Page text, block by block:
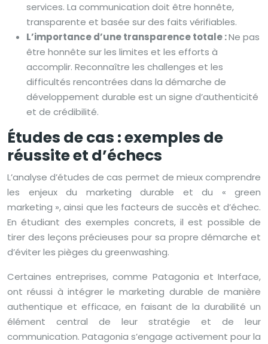
services. La communication doit être honnête,
transparente et basée sur des faits vérifiables.
L’importance d’une transparence totale :Ne pas
être honnête sur les limites et les efforts à
accomplir. Reconnaître les challenges et les
difficultés rencontrées dans la démarche de
développement durable est un signe d’authenticité
et de crédibilité.
Études de cas : exemples de
réussite et d’échecs
L’analyse d’études de cas permet de mieux comprendre
les enjeux du marketing durable et du « green
marketing », ainsi que les facteurs de succès et d’échec.
En étudiant des exemples concrets, il est possible de
tirer des leçons précieuses pour sa propre démarche et
d’éviter les pièges du greenwashing.
Certaines entreprises, comme Patagonia et Interface,
ont réussi à intégrer le marketing durable de manière
authentique et efficace, en faisant de la durabilité un
élément central de leur stratégie et de leur
communication. Patagonia s’engage activement pour la